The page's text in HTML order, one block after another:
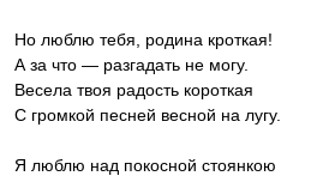
Но люблю тебя, родина кроткая!
А за что — разгадать не могу.
Весела твоя радость короткая
С громкой песней весной на лугу.
Я люблю над покосной стоянкою